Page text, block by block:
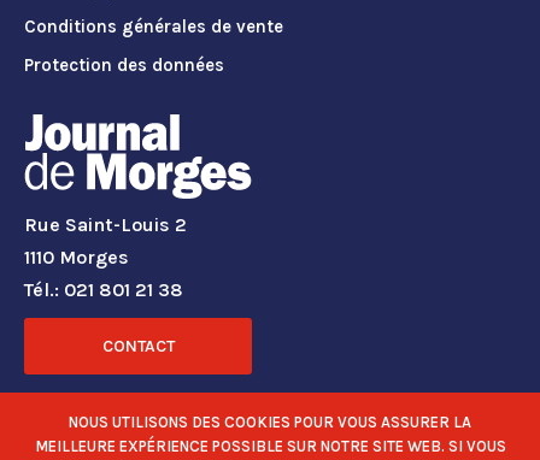
Conditions générales de vente
Protection des données
Rue Saint-Louis 2
1110 Morges
Tél.: 021 801 21 38
CONTACT
RÉSEAUX SOCIAUX
NOUS UTILISONS DES COOKIES POUR VOUS ASSURER LA
MEILLEURE EXPÉRIENCE POSSIBLE SUR NOTRE SITE WEB. SI VOUS